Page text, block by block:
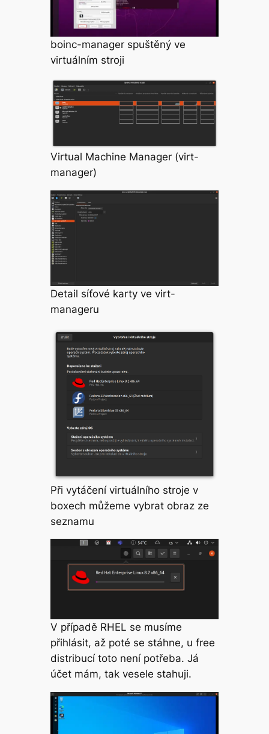
boinc-manager spuštěný ve
virtuálním stroji
Virtual Machine Manager (virt-
manager)
Detail síťové karty ve virt-
manageru
Při vytáčení virtuálního stroje v
boxech můžeme vybrat obraz ze
seznamu
V případě RHEL se musíme
přihlásit, až poté se stáhne, u free
distribucí toto není potřeba. Já
účet mám, tak vesele stahuji.